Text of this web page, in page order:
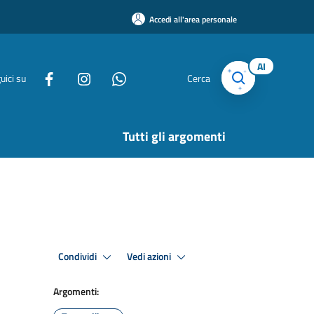
Accedi all'area personale
su Cerca
AI
Tutti gli argomenti
Condividi Vedi azioni
Argomenti: